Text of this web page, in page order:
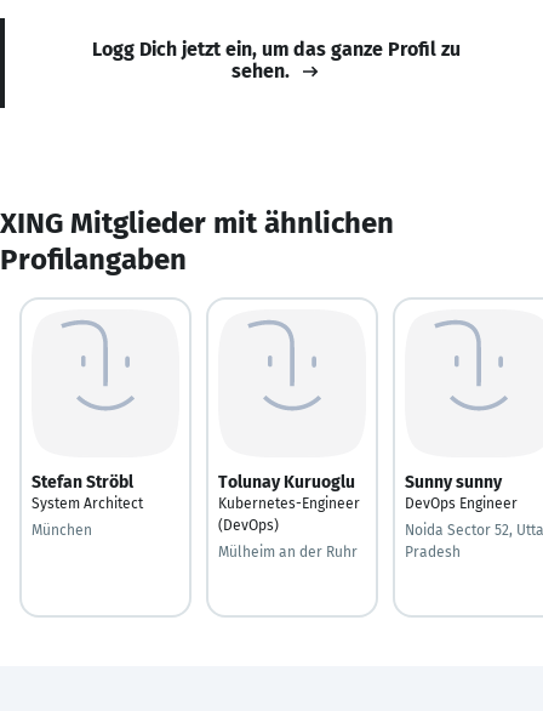
Logg Dich jetzt ein, um das ganze Profil zu
sehen.
XING Mitglieder mit ähnlichen
Profilangaben
Stefan Ströbl
System Architect
München
Tolunay Kuruoglu
Kubernetes-Engineer
(DevOps)
Mülheim an der Ruhr
Sunny sunny
DevOps Engineer
Noida Sector 52,
Pradesh